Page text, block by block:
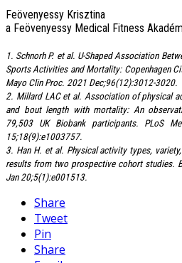
Feövenyessy Krisztina
a Feövenyessy Medical Fitness
1. Schnorh P. et al. U-Shaped Association
Sports Activities and Mortality: Copenhagen
Mayo Clin Proc. 2021 Dec;96(12):3012-3020.
2. Millard LAC et al. Association of physical
and bout length with mortality: An
79,503 UK Biobank participants. PLoS
15;18(9):e1003757.
3. Han H. et al. Physical activity types,
results from two prospective cohort studies.
Jan 20;5(1):e001513.
Share
Tweet
Pin
Share